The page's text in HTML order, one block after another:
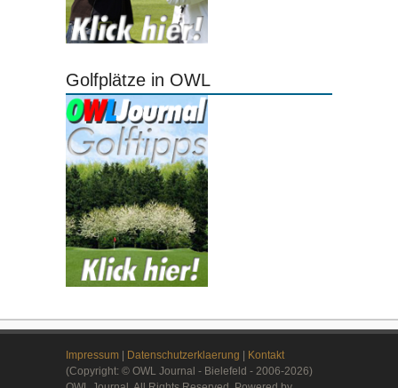
Golfplätze in OWL
Impressum Datenschutzerklaerung
Kontakt
(Copyright: © OWL Journal - Bielefeld - 2006-2026)